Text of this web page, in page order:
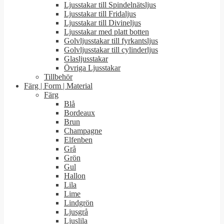
Ljusstakar till Spindelnätsljus
Ljusstakar till Fridaljus
Ljusstakar till Divineljus
Ljusstakar med platt botten
Golvljusstakar till fyrkantsljus
Golvljusstakar till cylinderljus
Glasljusstakar
Övriga Ljusstakar
Tillbehör
Färg | Form | Material
Färg
Blå
Bordeaux
Brun
Champagne
Elfenben
Grå
Grön
Gul
Hallon
Lila
Lime
Lindgrön
Ljusgrå
Ljuslila